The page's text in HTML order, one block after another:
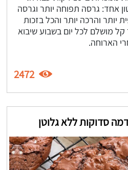
בסרטון אחד: גרסה תפוחה יותר וגרסה
יותר והרכה יותר והכל בזכות
מושלם לכל יום בשבוע שיבוא
הארוחה.
2472
סדוקות ללא גלוטן